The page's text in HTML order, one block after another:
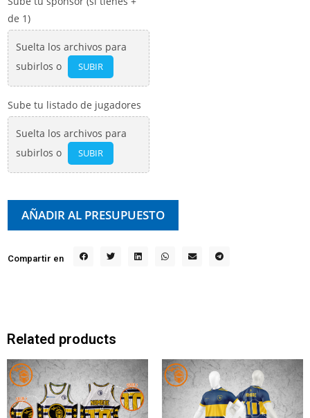
de 1)
Suelta los archivos para
subirlos o
SUBIR
Sube tu listado de jugadores
Suelta los archivos para
subirlos o
SUBIR
AÑADIR AL PRESUPUESTO
Compartir en
Related products